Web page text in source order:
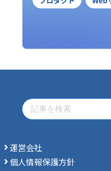
運営会社
個人情報保護方針